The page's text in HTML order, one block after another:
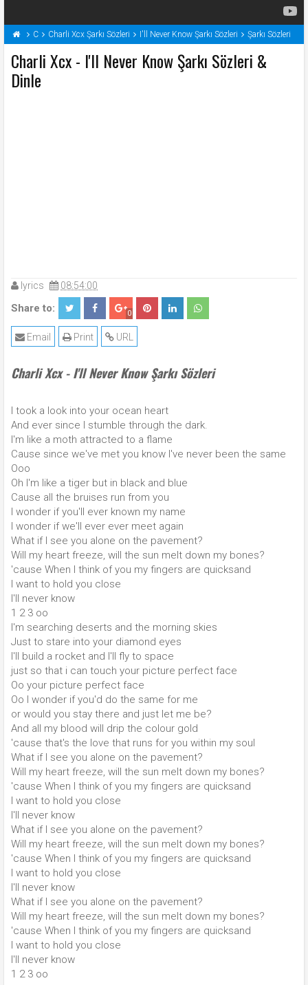
C Charli Xcx Şarkı Sözleri I'll Never Know Şarkı Sözleri Şarkı Sözleri
Charli Xcx - I'll Never Know Şarkı Sözleri &
Dinle
lyrics 08:54:00
Share to: 0
URL
Print
Email
Charli Xcx - I'll Never Know Şarkı Sözleri
I took a look into your ocean heart
And ever since I stumble through the dark.
I'm like a moth attracted to a flame
Cause since we've met you know I've never been the same
Ooo
Oh I'm like a tiger but in black and blue
Cause all the bruises run from you
I wonder if you'll ever known my name
I wonder if we'll ever ever meet again
What if I see you alone on the pavement?
Will my heart freeze, will the sun melt down my bones?
'cause When I think of you my fingers are quicksand
I want to hold you close
I'll never know
1 2 3 oo
I'm searching deserts and the morning skies
Just to stare into your diamond eyes
I'll build a rocket and I'll fly to space
just so that i can touch your picture perfect face
Oo your picture perfect face
Oo I wonder if you'd do the same for me
or would you stay there and just let me be?
And all my blood will drip the colour gold
'cause that's the love that runs for you within my soul
What if I see you alone on the pavement?
Will my heart freeze, will the sun melt down my bones?
'cause When I think of you my fingers are quicksand
I want to hold you close
I'll never know
What if I see you alone on the pavement?
Will my heart freeze, will the sun melt down my bones?
'cause When I think of you my fingers are quicksand
I want to hold you close
I'll never know
What if I see you alone on the pavement?
Will my heart freeze, will the sun melt down my bones?
'cause When I think of you my fingers are quicksand
I want to hold you close
I'll never know
1 2 3 oo